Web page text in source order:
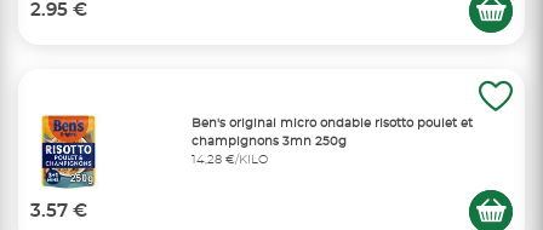
2.95 €
Ben's original micro ondable risotto poulet et
champignons 3mn 250g
14,28 €/KILO
3.57 €